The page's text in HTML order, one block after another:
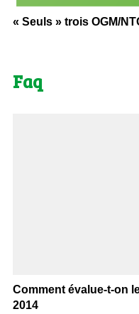
« Seuls » trois OGM/
Faq
Comment évalue-t-on
2014